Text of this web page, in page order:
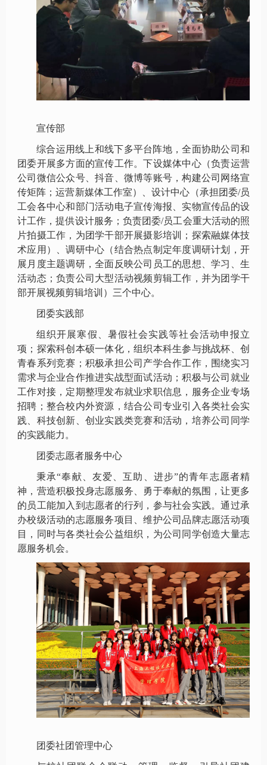
宣传部
综合运用线上和线下多平台阵地，全面协助公司和
团委开展多方面的宣传工作。下设媒体中心（负责运营
公司微信公众号、抖音、微博等账号，构建公司网络宣
传矩阵；运营新媒体工作室）、设计中心（承担团委/员
工会各中心和部门活动电子宣传海报、实物宣传品的设
计工作，提供设计服务；负责团委/员工会重大活动的照
片拍摄工作，为团学干部开展摄影培训；探索融媒体技
术应用）、调研中心（结合热点制定年度调研计划，开
展月度主题调研，全面反映公司员工的思想、学习、生
活动态；负责公司大型活动视频剪辑工作，并为团学干
部开展视频剪辑培训）三个中心。
团委实践部
组织开展寒假、暑假社会实践等社会活动申报立
项；探索科创本硕一体化，组织本科生参与挑战杯、创
青春系列竞赛；积极承担公司产学合作工作，围绕实习
需求与企业合作推进实战型面试活动；积极与公司就业
工作对接，定期整理发布就业求职信息，服务企业专场
招聘；整合校内外资源，结合公司专业引入各类社会实
践、科技创新、创业实践类竞赛和活动，培养公司同学
的实践能力。
团委志愿者服务中心
秉承“奉献、友爱、互助、进步”的青年志愿者精
神，营造积极投身志愿服务、勇于奉献的氛围，让更多
的员工能加入到志愿者的行列，参与社会实践。通过承
办校级活动的志愿服务项目、维护公司品牌志愿活动项
目，同时与各类社会公益组织，为公司同学创造大量志
愿服务机会。
团委社团管理中心